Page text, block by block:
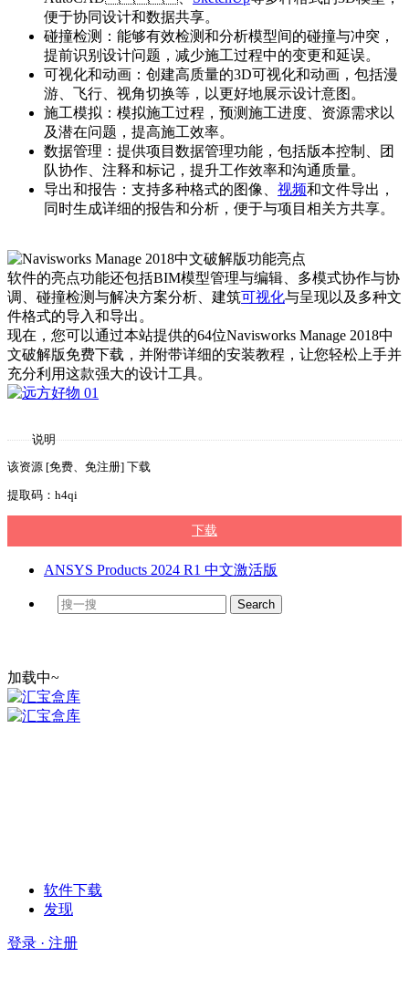
便于协同设计和数据共享。
碰撞检测：能够有效检测和分析模型间的碰撞与冲突，
提前识别设计问题，减少施工过程中的变更和延误。
可视化和动画：创建高质量的3D可视化和动画，包括漫
游、飞行、视角切换等，以更好地展示设计意图。
施工模拟：模拟施工过程，预测施工进度、资源需求以
及潜在问题，提高施工效率。
数据管理：提供项目数据管理功能，包括版本控制、团
队协作、注释和标记，提升工作效率和沟通质量。
导出和报告：支持多种格式的图像、 视频和文件导出，
同时生成详细的报告和分析，便于与项目相关方共享。
软件的亮点功能还包括BIM模型管理与编辑、多模式协作与协
调、碰撞检测与解决方案分析、建筑可视化与呈现以及多种文
件格式的导入和导出。
现在，您可以通过本站提供的64位Navisworks Manage 2018中
文破解版免费下载，并附带详细的安装教程，让您轻松上手并
充分利用这款强大的设计工具。
说明
该资源 [免费、免注册] 下载
提取码：h4qi
下载
ANSYS Products 2024 R1 中文激活版
加载中~
软件下载
发现
登录 · 注册